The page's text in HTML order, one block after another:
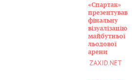
«Спартак»
презентував
фінальну
візуалізацію
майбутньої
льодової
арени
ZAXID.NET